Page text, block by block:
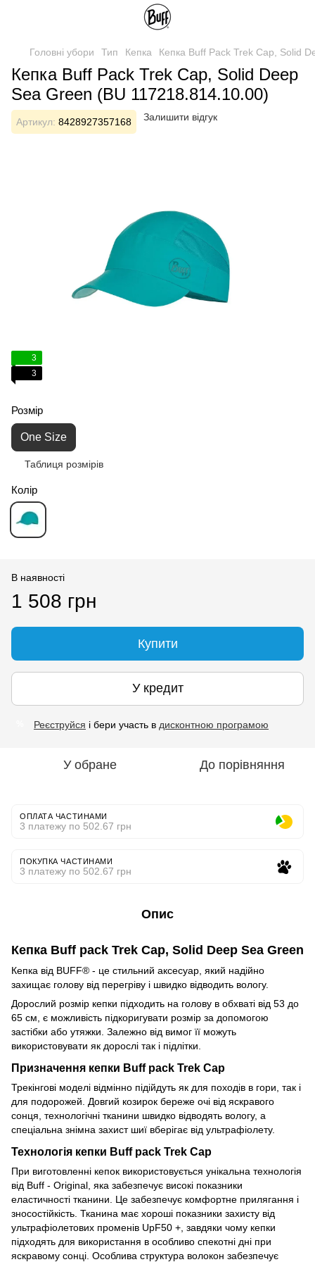
Головні убори Тип Кепка Кепка Buff Pack Trek Cap, Solid
Кепка Buff Pack Trek Cap, Solid Deep
Sea Green (BU 117218.814.10.00)
Артикул: 8428927357168 Залишити відгук
3
3
Розмір
One Size
Таблиця розмірів
Колір
В наявності
1 508 грн
Купити
У кредит
Реєструйся і бери участь в дисконтною програмою
У обране До порівняння
ОПЛАТА ЧАСТИНАМИ
3 платежу по 502.67 грн
ПОКУПКА ЧАСТИНАМИ
3 платежу по 502.67 грн
Опис
Кепка Buff pack Trek Cap, Solid Deep Sea Green
Кепка від BUFF® - це стильний аксесуар, який надійно
захищає голову від перегріву і швидко відводить вологу.
Дорослий розмір кепки підходить на голову в обхваті від 53 до
65 см, є можливість підкоригувати розмір за допомогою
застібки або утяжки. Залежно від вимог її можуть
використовувати як дорослі так і підлітки.
Призначення кепки Buff pack Trek Cap
Трекінгові моделі відмінно підійдуть як для походів в гори, так і
для подорожей. Довгий козирок береже очі від яскравого
сонця, технологічні тканини швидко відводять вологу, а
спеціальна знімна захист шиї вберігає від ультрафіолету.
Технологія кепки Buff pack Trek Cap
При виготовленні кепок використовується унікальна технологія
від Buff - Original, яка забезпечує високі показники
еластичності тканини. Це забезпечує комфортне прилягання і
зносостійкість. Тканина має хороші показники захисту від
ультрафіолетових променів UpF50 +, завдяки чому кепки
підходять для використання в особливо спекотні дні при
яскравому сонці. Особлива структура волокон забезпечує